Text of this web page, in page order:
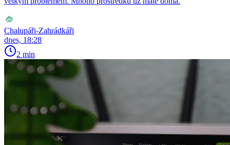
Chalupáři-Zahrádkáři
dnes, 18:28
2 min